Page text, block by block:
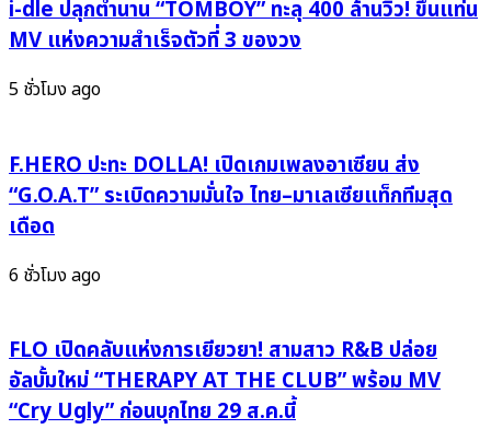
Forum
2025”
เจาะ
LGBTQIAN+
ที่
กำลัง
เขย่า
อุตสาหกรรม
ปล่อย
“ทิ่ม
เพลง
ใจ
แสบ
ลึก
กระดูก!
i-dle ปลุกตำนาน “TOMBOY” ทะลุ 400 ล้านวิว! ขึ้นแท่น
MV แห่งความสำเร็จตัวที่ 3 ของวง
5 ชั่วโมง ago
F.HERO ปะทะ DOLLA! เปิดเกมเพลงอาเซียน ส่ง
“G.O.A.T” ระเบิดความมั่นใจ ไทย–มาเลเซียแท็กทีมสุด
เดือด
6 ชั่วโมง ago
FLO เปิดคลับแห่งการเยียวยา! สามสาว R&B ปล่อย
อัลบั้มใหม่ “THERAPY AT THE CLUB” พร้อม MV
“Cry Ugly” ก่อนบุกไทย 29 ส.ค.นี้